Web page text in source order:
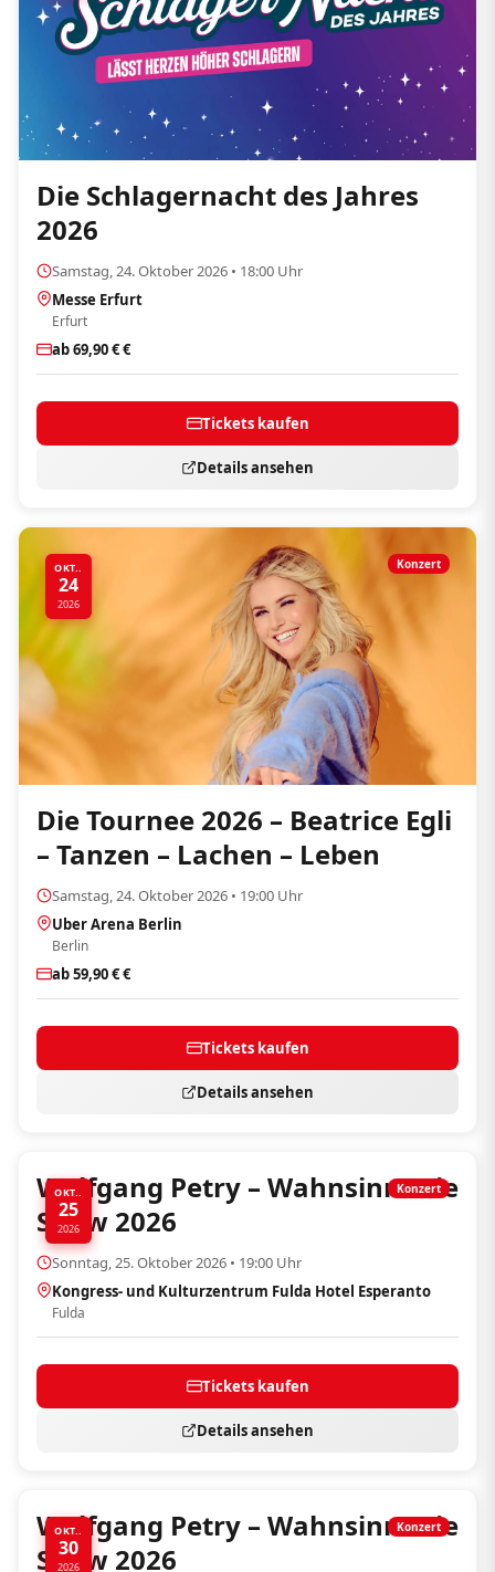
Die Schlagernacht des Jahres
2026
Samstag, 24. Oktober 2026 • 18:00 Uhr
Messe Erfurt
Erfurt
ab 69,90 € €
Tickets kaufen
Details ansehen
OKT..
24
2026
Konzert
Die Tournee 2026 – Beatrice Egli
– Tanzen – Lachen – Leben
Samstag, 24. Oktober 2026 • 19:00 Uhr
Uber Arena Berlin
Berlin
ab 59,90 € €
Tickets kaufen
Details ansehen
OKT..
25
2026
Konzert
Wolfgang Petry – Wahnsinn! Die
Show 2026
Sonntag, 25. Oktober 2026 • 19:00 Uhr
Kongress- und Kulturzentrum Fulda Hotel Esperanto
Fulda
Tickets kaufen
Details ansehen
OKT..
30
2026
Konzert
Wolfgang Petry – Wahnsinn! Die
Show 2026